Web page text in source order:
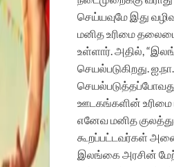
செய்யவுமே இது
மனித உரிமை
உள்ளார். அதில்,
செயல்படுகிறது.
செயல்படுத்தப்போவது
ஊடகங்களின் உரிமை
எனேவ மனித
கூறப்பட்டவர்கள்
இலங்கை அரசின்